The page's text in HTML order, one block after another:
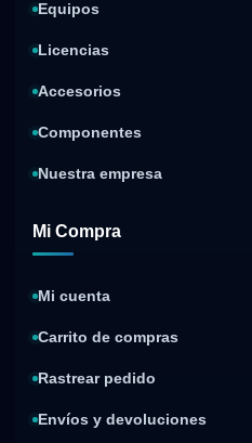
Equipos
Licencias
Accesorios
Componentes
Nuestra empresa
Mi Compra
Mi cuenta
Carrito de compras
Rastrear pedido
Envíos y devoluciones